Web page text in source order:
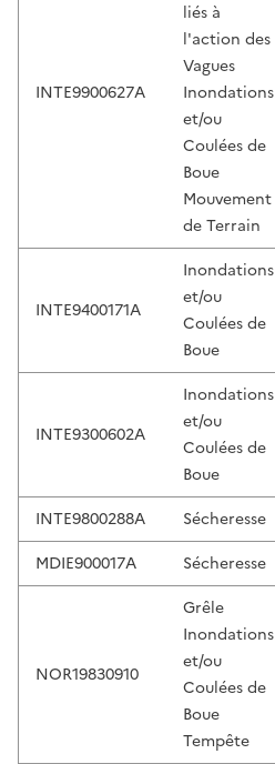
INTE9900627A
liés à
l'action des
Vagues
Inondations
et/ou
Coulées de
Boue
Mouvement
de Terrain
INTE9400171A
Inondations
et/ou
Coulées de
Boue
INTE9300602A
Inondations
et/ou
Coulées de
Boue
INTE9800288A Sécheresse
MDIE900017A
Sécheresse
NOR19830910
Grêle
Inondations
et/ou
Coulées de
Boue
Tempête